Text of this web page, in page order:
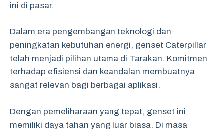
ini di pasar.
Dalam era pengembangan teknologi dan
peningkatan kebutuhan energi, genset Caterpillar
telah menjadi pilihan utama di Tarakan. Komitmen
terhadap efisiensi dan keandalan membuatnya
sangat relevan bagi berbagai aplikasi.
Dengan pemeliharaan yang tepat, genset ini
memiliki daya tahan yang luar biasa. Di masa